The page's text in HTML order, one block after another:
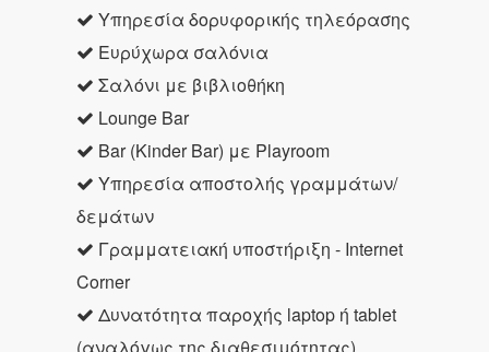
Υπηρεσία δορυφορικής τηλεόρασης
Ευρύχωρα σαλόνια
Σαλόνι με βιβλιοθήκη
Lounge Bar
Bar (Kinder Bar) με Playroom
Υπηρεσία αποστολής γραμμάτων/
δεμάτων
Γραμματειακή υποστήριξη - Internet
Corner
Δυνατότητα παροχής laptop ή tablet